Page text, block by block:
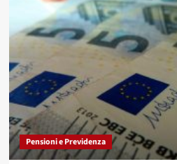
Pensioni e Previdenza